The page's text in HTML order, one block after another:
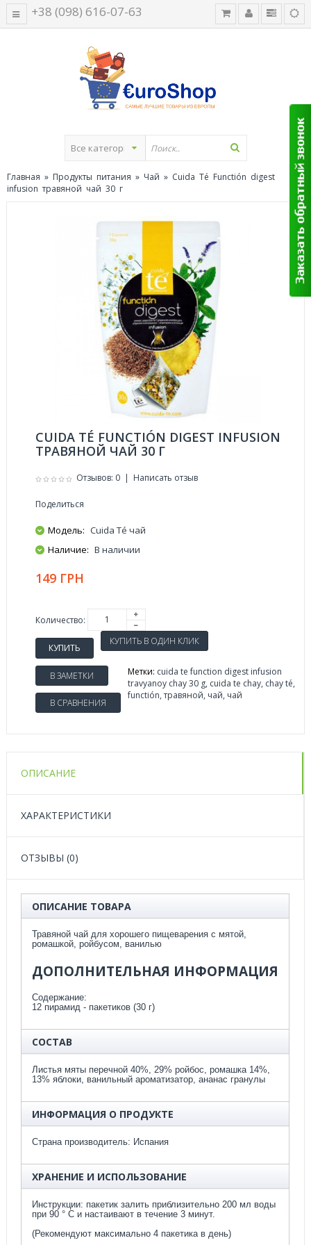
+38 (098) 616-07-63
Главная » Продукты питания » Чай » Cuida Té Functión digest
infusion травяной чай 30 г
CUIDA TÉ FUNCTIÓN DIGEST INFUSION
ТРАВЯНОЙ ЧАЙ 30 Г
Отзывов: 0 | Написать отзыв
Поделиться
Модель: Cuida Té чай
Наличие: В наличии
149 ГРН
Количество:
КУПИТЬ
В ЗАМЕТКИ
В СРАВНЕНИЯ
Метки: cuida te function digest infusion
travyanoy chay 30 g, cuida te chay, chay té,
functión,травяной, чай, чай
ОПИСАНИЕ
ХАРАКТЕРИСТИКИ
ОТЗЫВЫ (0)
ОПИСАНИЕ ТОВАРА
Травяной чай для хорошего пищеварения с мятой,
ромашкой, ройбусом, ванилью
ДОПОЛНИТЕЛЬНАЯ ИНФОРМАЦИЯ
Содержание:
12 пирамид - пакетиков (30 г)
СОСТАВ
Листья мяты перечной 40%, 29% ройбос, ромашка 14%,
13% яблоки, ванильный ароматизатор, ананас гранулы
ИНФОРМАЦИЯ О ПРОДУКТЕ
Страна производитель: Испания
ХРАНЕНИЕ И ИСПОЛЬЗОВАНИЕ
Инструкции: пакетик залить приблизительно 200 мл воды
при 90 ° С и настаивают в течение 3 минут.
(Рекомендуют максимально 4 пакетика в день)